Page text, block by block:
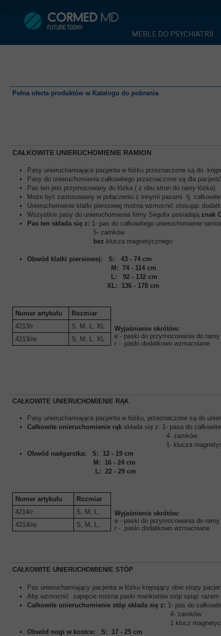
MEBLE DO PSYCHIATRII
ROLETY
SZAFKI PRZYŁÓŻKOWE
DRZWI I OKNA DO
MEBLE CORTECH
OBUDOWA OCHRONNA TV
OSŁONA GRZEJNIKA
MEBLE DO PSYCHIATRII
TAPCZAN Z METALOWYM STELAŻEM
STOŁY
SZAFY UBRANIOWE Z LAMINATU
SZAFKI PRZYŁÓŻKOWE
MEBLE WIĘZIENNE
PIŻAMA
BODYFIX
Pełna oferta produktów w Katalogu do pobrania
Wyjaśnienie skrótów:
e - paski do przymocowania do ramy
r - paski dodatkowo wzmacniane
Wyjaśnienie skrótów:
e - paski do przymocowania do ramy
r - paski dodatkowo wzmacniane
CAŁKOWITE UNIERUCHOMIENIE STÓP
Pas unieruchamiający pacjenta w łóżku krępujący obie stopy
Aby wzmocnić zapięcie można paski mankietów stóp spiąć
Całkowite unieruchomienie stóp składa się z: 1- pas do
4- zamków
1 klucz
Obwód nogi w kostce: S: 17 - 25 cm
CAŁKOWITE UNIERUCHOMIENIE RĄK
Pasy unieruchamiające pacjenta w łóżku, przeznaczone są do
Całkowite unieruchomienie rąk składa się z: 1- pasa do
4- zamków
1- klucza
Obwód nadgarstka: S: 12 - 19 cm
M: 16 - 24 cm
L: 22 - 29 cm
Numer artykułu
Rozmiar
4214/r
S, M, L,
4214/re
S, M, L,
CAŁKOWITE UNIERUCHOMIENIE RAMION
Pasy unieruchamiające pacjenta w łóżku przeznaczone są do
Pasy do unieruchomienia całkowitego przeznaczone są dla
Pas ten jest przymocowany do łóżka ( z obu stron do ramy łóżka).
Może być zastosowany w połączeniu z innymi pasami tj.
Unieruchomienie klatki piersiowej można wzmocnić stosując
Wszystkie pasy do unieruchomienia firmy Segufix posiadają znak
Pas ten składa się z: 1- pas do całkowitego unieruchomienie
5- zamków
bez klucza magnetycznego
Obwód klatki piersiowej: S: 43 - 74 cm
M: 74 - 114 cm
L: 92 - 132 cm
XL: 136 - 178 cm
Numer artykułu
Rozmiar
4213/r
S, M, L, XL
4213/re
S, M, L, XL